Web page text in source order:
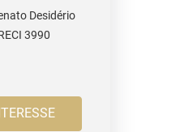
Desidério
3990